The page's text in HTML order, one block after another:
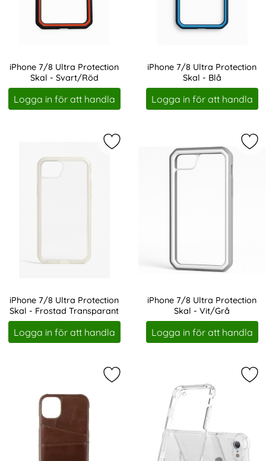
iPhone 7/8 Ultra Protection
Skal - Svart/Röd
Art. nr 238377
Logga in för att handla
iPhone 7/8 Ultra Protection
Skal - Blå
Art. nr 238378
Logga in för att handla
iPhone 7/8 Ultra Protection
Skal - Frostad Transparant
Art. nr 238379
Logga in för att handla
Markera iPhone 7/8 Ultra
iPhone 7/8 Ultra Protection
Skal - Vit/Grå
Art. nr 238380
Logga in för att handla
Markera oNSALA iPhone 6/7/8